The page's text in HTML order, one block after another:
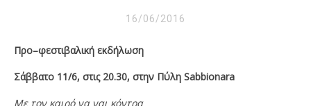
16/06/2016
Προ–φεστιβαλική εκδήλωση
Σάββατο 11/6, στις 20.30, στην Πύλη Sabbionara
Με τον καιρό να ναι κόντρα